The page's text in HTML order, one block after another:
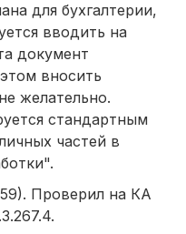
для бухгалтерии,
вводить на
документ
вносить
желательно.
стандартным
частей в
Проверил на КА